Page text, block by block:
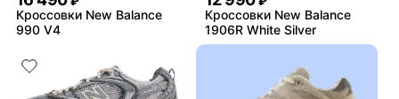
Кроссовки New Balance
990 V4
Кроссовки New Balance
1906R White Silver